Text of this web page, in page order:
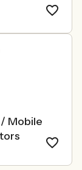
Mobile